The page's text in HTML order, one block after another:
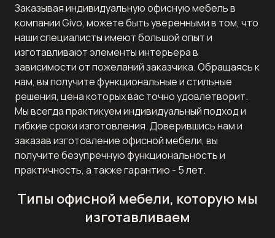
Заказывая индивидуальную офисную мебель в
компании Givo, можете быть уверенными в том, что
наши специалисты имеют большой опыт и
изготавливают элементы интерьера в
зависимости от пожеланий заказчика. Обращаясь к
нам, вы получите функциональные и стильные
решения, цена которых вас точно удовлетворит.
Мы всегда практикуем индивидуальный подход и
гибкие сроки изготовления. Доверившись нам и
заказав изготовление офисной мебели, вы
получите безупречную функциональность и
практичность, а также гарантию - 5 лет.
Типы офисной мебели, которую мы
изготавливаем